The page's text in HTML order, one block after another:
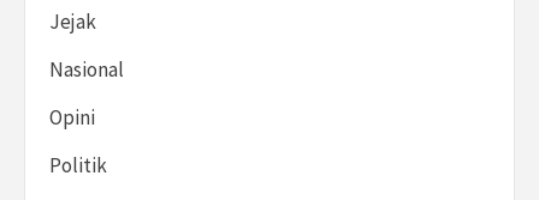
Jejak
Nasional
Opini
Politik